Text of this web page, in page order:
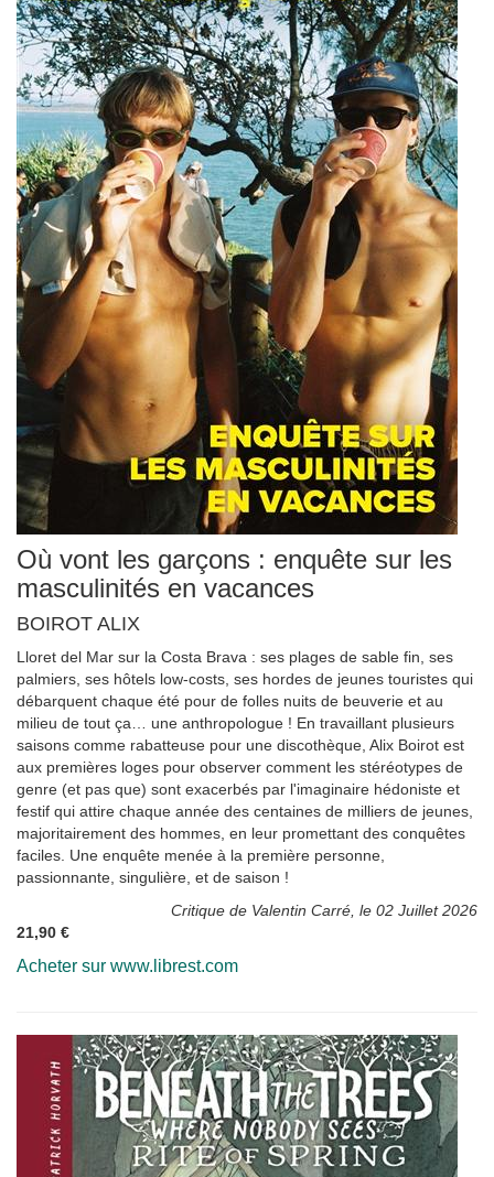
Où vont les garçons : enquête sur les
masculinités en vacances
BOIROT ALIX
Lloret del Mar sur la Costa Brava : ses plages de sable fin, ses
palmiers, ses hôtels low-costs, ses hordes de jeunes touristes qui
débarquent chaque été pour de folles nuits de beuverie et au
milieu de tout ça… une anthropologue ! En travaillant plusieurs
saisons comme rabatteuse pour une discothèque, Alix Boirot est
aux premières loges pour observer comment les stéréotypes de
genre (et pas que) sont exacerbés par l'imaginaire hédoniste et
festif qui attire chaque année des centaines de milliers de jeunes,
majoritairement des hommes, en leur promettant des conquêtes
faciles. Une enquête menée à la première personne,
passionnante, singulière, et de saison !
Critique de Valentin Carré, le 02 Juillet 2026
21,90 €
Acheter sur www.librest.com